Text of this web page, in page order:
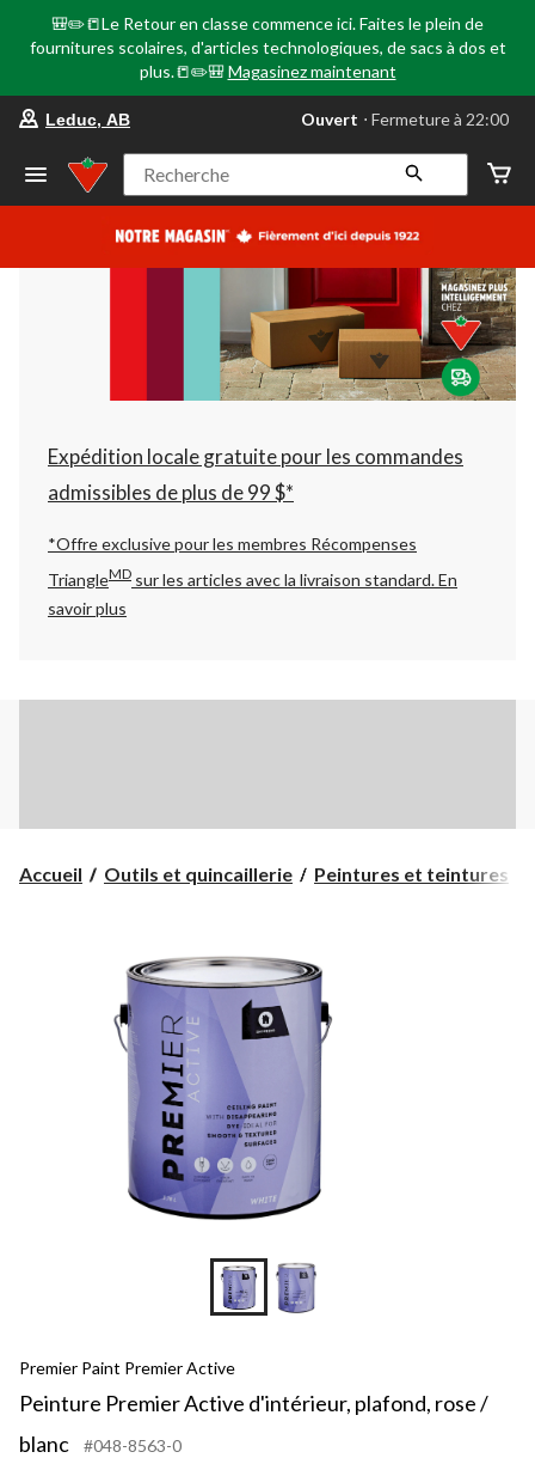
🎒✏️📒Le Retour en classe commence ici. Faites le plein de
fournitures scolaires, d'articles technologiques, de sacs à dos et
plus.📒✏️🎒 Magasinez maintenant
votre
préféré
Leduc,
AB,
courament
Fermeture
à
22:00
cliquer
pour
changer
Leduc, AB Ouvert ⋅ Fermeture à 22:00
Recherche
Expédition locale gratuite pour les commandes
admissibles de plus de 99 $*
*Offre exclusive pour les membres Récompenses
TriangleMD sur les articles avec la livraison standard.En
savoir plus
Accueil Outils et quincaillerie Peintures et teintures
Premier Paint Premier Active
Peinture Premier Active d'intérieur, plafond, rose /
blanc
#048-8563-0